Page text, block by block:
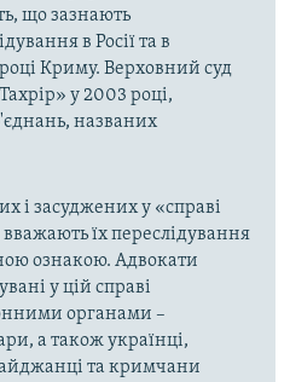
що зазнають
в Росії та в
Криму. Верховний суд
у 2003 році,
названих
і засуджених у «справі
їх переслідування
ознакою. Адвокати
у цій справі
органами –
а також українці,
та кримчани